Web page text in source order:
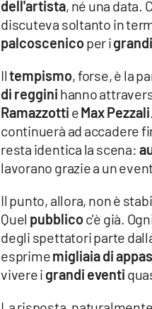
Vai
dell'artista, né una data.
discuteva soltanto in
palcoscenicoper i
Iltempismo, forse, è la
di reggini hanno
Ramazzotti eMax Pezzali
continuerà ad accadere
resta identica la scena:
lavorano grazie a un
Il punto, allora, non è
Quel pubblicoc'è già.
degli spettatori parte
esprimemigliaia di
vivere i grandi eventi